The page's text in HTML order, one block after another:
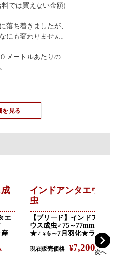
では買えない金額)
落ち着きましたが、
にも変わりません。
メートルあたりの
を見る
エ
インドアンタエウス
虫
【ブリード】インドアンタ
ウス成虫♂75～77mmペア
★♂♀6～7月羽化★ラチラ
現在販売価格 ¥7,200 税込
次へ